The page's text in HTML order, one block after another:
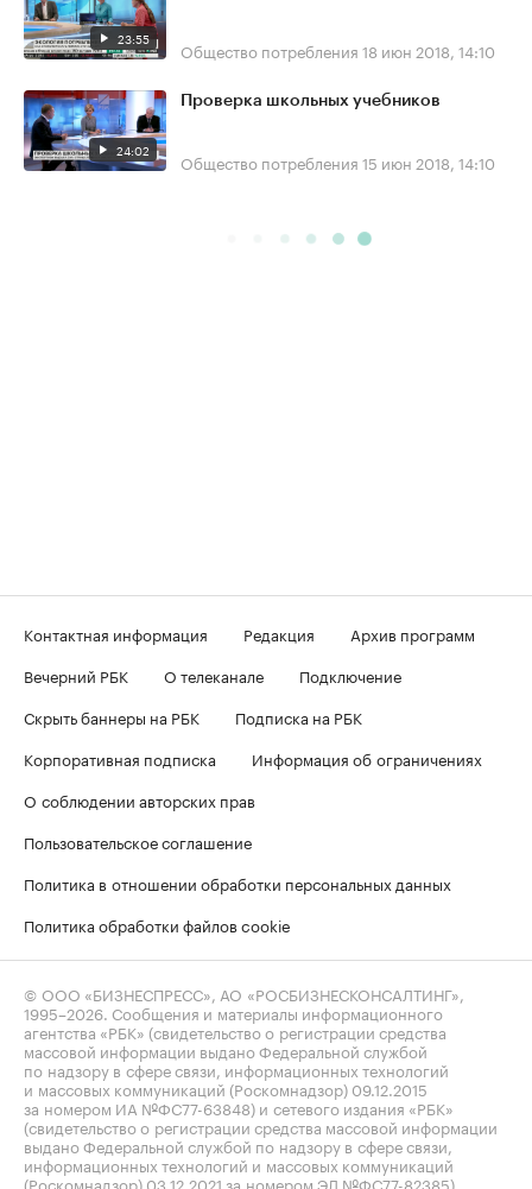
23:55 Общество потребления 18 июн 2018, 14:10
24:02
Проверка школьных учебников
Общество потребления 15 июн 2018, 14:10
Контактная информация Редакция
Архив программ
Вечерний РБК
О телеканале
Подключение
Скрыть баннеры на РБК
Подписка на РБК
Корпоративная подписка
Информация об ограничениях
О соблюдении авторских прав
Пользовательское соглашение
Политика в отношении обработки персональных данных
Политика обработки файлов cookie
© ООО «БИЗНЕСПРЕСС», АО «РОСБИЗНЕСКОНСАЛТИНГ»,
1995–2026 . Сообщения и материалы информационного
агентства «РБК» (свидетельство о регистрации средства
массовой информации выдано Федеральной службой
по надзору в сфере связи, информационных технологий
и массовых коммуникаций (Роскомнадзор) 09.12.2015
за номером ИА №ФС77-63848) и сетевого издания «РБК»
(свидетельство о регистрации средства массовой информации
выдано Федеральной службой по надзору в сфере связи,
информационных технологий и массовых коммуникаций
(Роскомнадзор) 03.12.2021 за номером ЭЛ №ФС77-82385)